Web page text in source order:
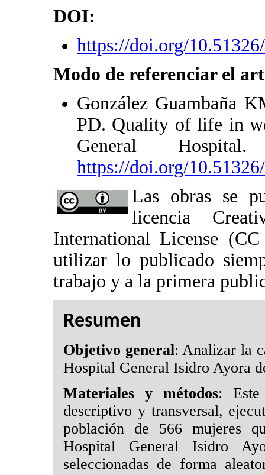
DOI:
https://doi.org/
Modo de referenciar el
González Guambaña
PD. Quality of life in
General
https://doi.org/
Las obras se
licencia
International License
utilizar lo publicado
trabajo y a la primera
Resumen
Objetivo general: Analizar la
Hospital General Isidro Ayora
Materiales y métodos: Este
descriptivo y transversal,
población de 566 mujeres
Hospital General Isidro
seleccionadas de forma